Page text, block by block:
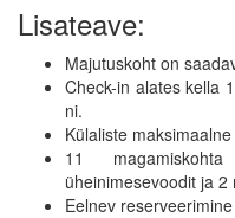
Lisateave:
Majutuskoht on
Check-in alates kella
ni.
Külaliste
11
üheinimesevoodit ja 2
Eelnev